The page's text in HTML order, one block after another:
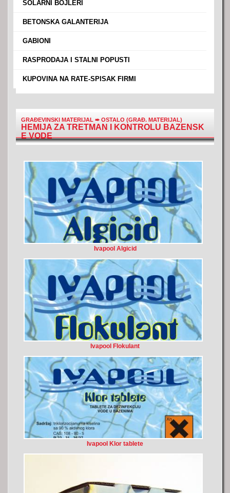
SOLARNI BOJLERI
BETONSKA GALANTERIJA
GABIONI
RASPRODAJA I STALNI POPUSTI
KUPOVINA NA RATE-SPISAK FIRMI
GRAĐEVINSKI MATERIJAL ➨OSTALO (GRAĐ. MATERIJAL)
HEMIJA ZA TRETMAN I KONTROLU BAZENSK
E VODE
Ivapool Algicid
Ivapool Flokulant
Ivapool Klor tablete